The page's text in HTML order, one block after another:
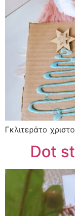
Γκλιτεράτο
Dot